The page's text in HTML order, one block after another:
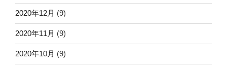
2020年12月 (9)
2020年11月 (9)
2020年10月 (9)